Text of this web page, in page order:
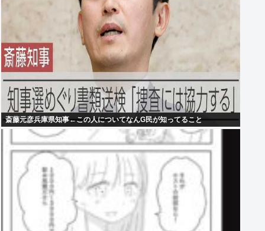
斎藤元彦兵庫県知事←この人についてなんG民が知ってること